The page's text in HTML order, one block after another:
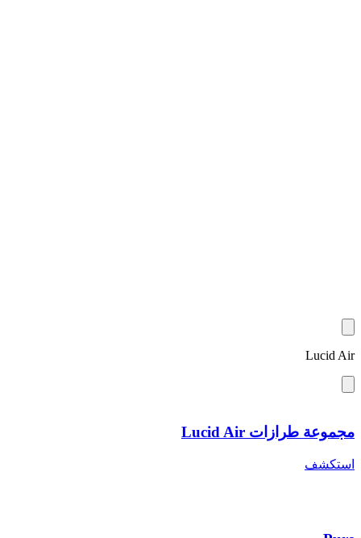
Lucid Air
مجموعة طرازات Lucid Air
استكشف